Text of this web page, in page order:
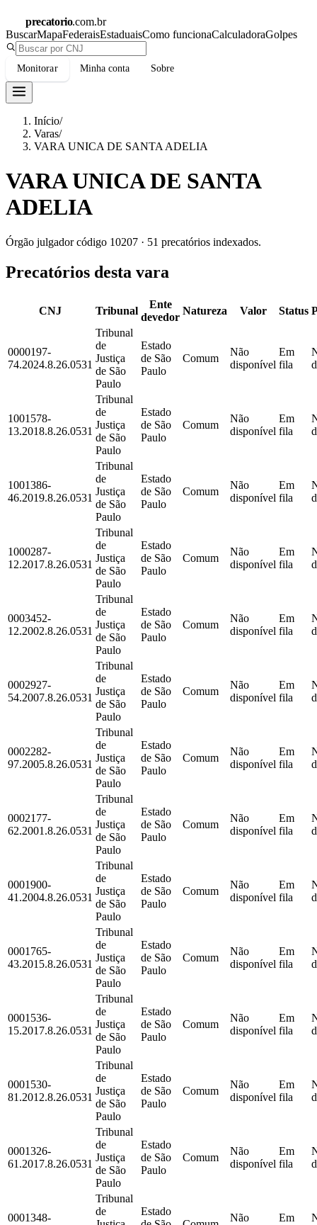
precatorio.com.br
BuscarMapaFederaisEstaduaisComo funcionaCalculadoraGolpes
Monitorar Minha conta Sobre
Início/
Varas/
VARA UNICA DE SANTA ADELIA
VARA UNICA DE SANTA
ADELIA
Órgão julgador código 10207 · 51 precatórios indexados.
Precatórios desta vara
CNJ Tribunal
Ente
devedor
Natureza Valor Status
0000197-
74.2024.8.26.0531
Tribunal
de
Justiça
de São
Paulo
Estado
de São
Paulo
Comum
Não
disponível
Em
fila
1001578-
13.2018.8.26.0531
Tribunal
de
Justiça
de São
Paulo
Estado
de São
Paulo
Comum
Não
disponível
Em
fila
1001386-
46.2019.8.26.0531
Tribunal
de
Justiça
de São
Paulo
Estado
de São
Paulo
Comum
Não
disponível
Em
fila
1000287-
12.2017.8.26.0531
Tribunal
de
Justiça
de São
Paulo
Estado
de São
Paulo
Comum
Não
disponível
Em
fila
0003452-
12.2002.8.26.0531
Tribunal
de
Justiça
de São
Paulo
Estado
de São
Paulo
Comum
Não
disponível
Em
fila
0002927-
54.2007.8.26.0531
Tribunal
de
Justiça
de São
Paulo
Estado
de São
Paulo
Comum
Não
disponível
Em
fila
0002282-
97.2005.8.26.0531
Tribunal
de
Justiça
de São
Paulo
Estado
de São
Paulo
Comum
Não
disponível
Em
fila
0002177-
62.2001.8.26.0531
Tribunal
de
Justiça
de São
Paulo
Estado
de São
Paulo
Comum
Não
disponível
Em
fila
0001900-
41.2004.8.26.0531
Tribunal
de
Justiça
de São
Paulo
Estado
de São
Paulo
Comum
Não
disponível
Em
fila
0001765-
43.2015.8.26.0531
Tribunal
de
Justiça
de São
Paulo
Estado
de São
Paulo
Comum
Não
disponível
Em
fila
0001536-
15.2017.8.26.0531
Tribunal
de
Justiça
de São
Paulo
Estado
de São
Paulo
Comum
Não
disponível
Em
fila
0001530-
81.2012.8.26.0531
Tribunal
de
Justiça
de São
Paulo
Estado
de São
Paulo
Comum
Não
disponível
Em
fila
0001326-
61.2017.8.26.0531
Tribunal
de
Justiça
de São
Paulo
Estado
de São
Paulo
Comum
Não
disponível
Em
fila
0001348-
Tribunal
de
Estado
Não
Em